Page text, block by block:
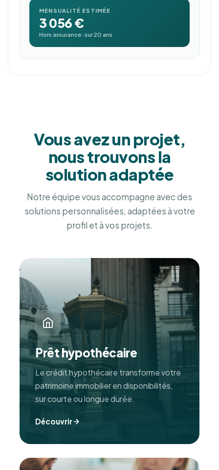
MENSUALITÉ ESTIMÉE
3 056 €
Hors assurance · sur 20 ans
Vous avez un projet,
nous trouvons la
solution adaptée
Notre équipe vous accompagne avec des
solutions personnalisées, adaptées à votre
profil et à vos projets.
Prêt hypothécaire
Le crédit hypothécaire transforme votre
patrimoine immobilier en disponibilités,
sur courte ou longue durée.
Découvrir